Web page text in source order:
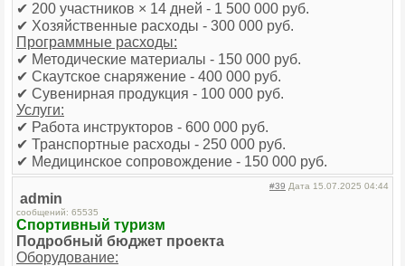
✔ 200 участников × 14 дней - 1 500 000 руб.
✔ Хозяйственные расходы - 300 000 руб.
Программные расходы:
✔ Методические материалы - 150 000 руб.
✔ Скаутское снаряжение - 400 000 руб.
✔ Сувенирная продукция - 100 000 руб.
Услуги:
✔ Работа инструкторов - 600 000 руб.
✔ Транспортные расходы - 250 000 руб.
✔ Медицинское сопровождение - 150 000 руб.
#39 Дата 15.07.2025 04:44
admin
сообщений: 65535
Спортивный туризм
Подробный бюджет проекта
Оборудование: